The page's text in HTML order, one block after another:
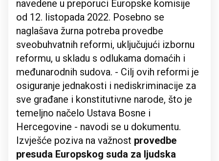
navedene u preporuci Europske komisije
od 12. listopada 2022. Posebno se
naglašava žurna potreba provedbe
sveobuhvatnih reformi, uključujući izbornu
reformu, u skladu s odlukama domaćih i
međunarodnih sudova. - Cilj ovih reformi je
osiguranje jednakosti i nediskriminacije za
sve građane i konstitutivne narode, što je
temeljno načelo Ustava Bosne i
Hercegovine - navodi se u dokumentu.
Izvješće poziva na važnost provedbe
presuda Europskog suda za ljudska